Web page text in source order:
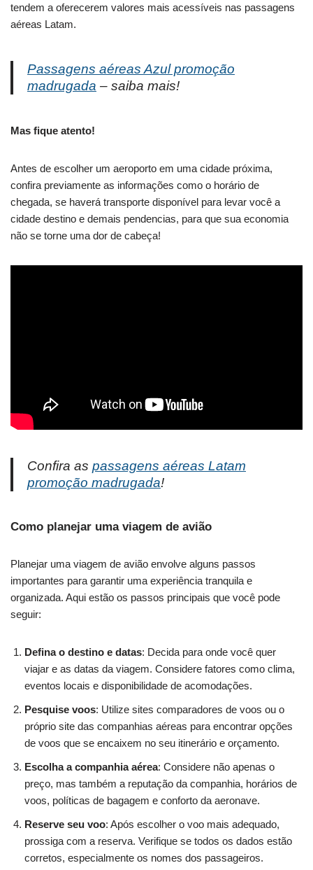
tendem a oferecerem valores mais acessíveis nas passagens
aéreas Latam.
Passagens aéreas Azul promoção
madrugada – saiba mais!
Mas fique atento!
Antes de escolher um aeroporto em uma cidade próxima,
confira previamente as informações como o horário de
chegada, se haverá transporte disponível para levar você a
cidade destino e demais pendencias, para que sua economia
não se torne uma dor de cabeça!
Confira as passagens aéreas Latam
promoção madrugada!
Como planejar uma viagem de avião
Planejar uma viagem de avião envolve alguns passos
importantes para garantir uma experiência tranquila e
organizada. Aqui estão os passos principais que você pode
seguir:
Defina o destino e datas: Decida para onde você quer
viajar e as datas da viagem. Considere fatores como clima,
eventos locais e disponibilidade de acomodações.
Pesquise voos: Utilize sites comparadores de voos ou o
próprio site das companhias aéreas para encontrar opções
de voos que se encaixem no seu itinerário e orçamento.
Escolha a companhia aérea: Considere não apenas o
preço, mas também a reputação da companhia, horários de
voos, políticas de bagagem e conforto da aeronave.
Reserve seu voo: Após escolher o voo mais adequado,
prossiga com a reserva. Verifique se todos os dados estão
corretos, especialmente os nomes dos passageiros.